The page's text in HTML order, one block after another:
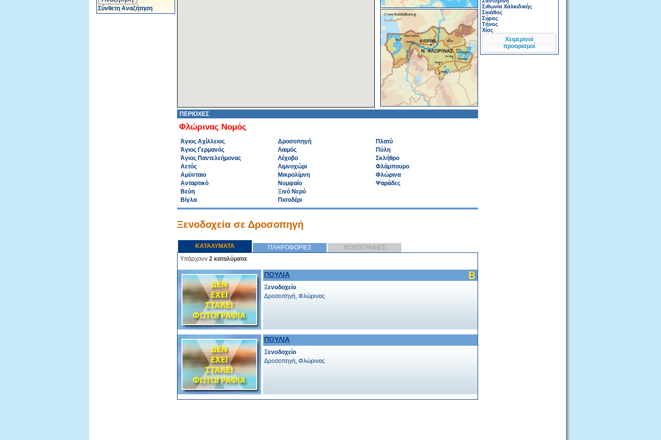
Σύνθετη Αναζήτηση
ΠΕΡΙΟΧΕΣ
Φλώρινας Νομός
Άγιος Αχίλλειος
Άγιος Γερμανός
Άγιος Παντελεήμονας
Αετός
Αμύνταιο
Ανταρτικό
Βεύη
Βίγλα
Δροσοπηγή
Λαιμός
Λέχοβο
Λιμνοχώρι
Μικρολίμνη
Νυμφαίο
Ξινό Νερό
Πισοδέρι
Πλατύ
Πύλη
Σκλήθρο
Φλάμπουρο
Φλώρινα
Ψαράδες
Ξενοδοχεία σε Δροσοπηγή
ΚΑΤΑΛΥΜΑΤΑ ΠΛΗΡΟΦΟΡΙΕΣ
ΦΩΤΟΓΡΑΦΙΕΣ
Υπάρχουν 2 καταλύματα.
ΠΟΥΛΙΑ
Ξενοδοχείο
Δροσοπηγή, Φλώρινας
ΠΟΥΛΙΑ
Ξενοδοχείο
Δροσοπηγή, Φλώρινας
Σιθωνία Χαλκιδικής
Σκιάθος
Σύρος
Τήνος
Χίος
Χειμερινοί
προορισμοί